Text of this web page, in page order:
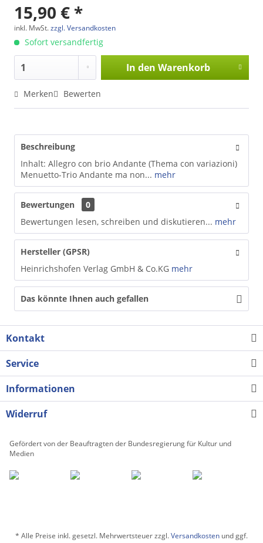
15,90 € *
inkl. MwSt.zzgl. Versandkosten
Sofort versandfertig
In den Warenkorb
Merken Bewerten
Beschreibung
Inhalt: Allegro con brio Andante (Thema con variazioni)
Menuetto-Trio Andante ma non... mehr
Bewertungen
0
Bewertungen lesen, schreiben und diskutieren... mehr
Hersteller (GPSR)
Heinrichshofen Verlag GmbH & Co.KG mehr
Das könnte Ihnen auch gefallen
Kontakt
Service
Informationen
Widerruf
Gefördert von der Beauftragten der Bundesregierung für Kultur und
Medien
* Alle Preise inkl. gesetzl. Mehrwertsteuer zzgl.Versandkosten und ggf.